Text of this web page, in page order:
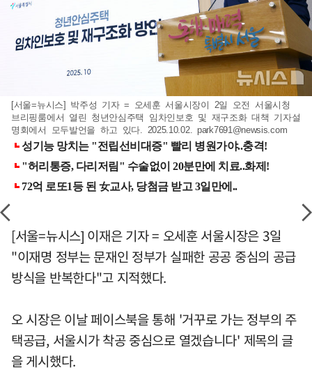
[서울=뉴시스] 박주성 기자 = 오세훈 서울시장이 2일 오전 서울시청
브리핑룸에서 열린 청년안심주택 임차인보호 및 재구조화 대책 기자설
명회에서 모두발언을 하고 있다. 2025.10.02. park7691@newsis.com
[서울=뉴시스] 이재은 기자 = 오세훈 서울시장은 3일
"이재명 정부는 문재인 정부가 실패한 공공 중심의 공급
방식을 반복한다"고 지적했다.
오 시장은 이날 페이스북을 통해 '거꾸로 가는 정부의 주
택공급, 서울시가 착공 중심으로 열겠습니다' 제목의 글
을 게시했다.